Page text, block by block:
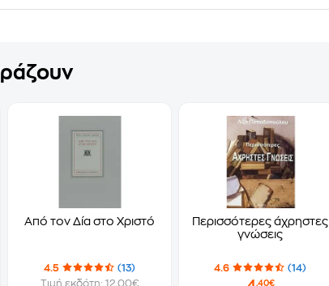
Από τον Δία στο Χριστό
4.5
(13)
Τιμή εκδότη: 12.00€
Περισσότερες άχρηστες
γνώσεις
4.6 (14)
,40€